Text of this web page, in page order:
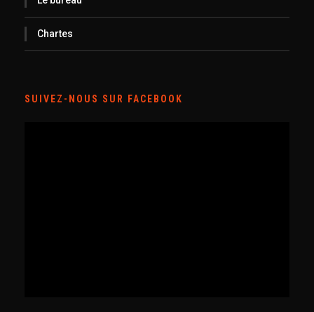
Chartes
SUIVEZ-NOUS SUR FACEBOOK